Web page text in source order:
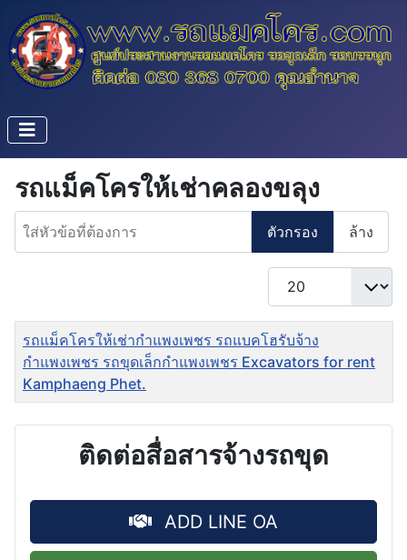
รถแม็คโครให้เช่าคลองขลุง
ใส่หัวข้อที่ต้องการ
ตัวกรอง ล้าง
แสดง #
ชื่อ
รถแม็คโครให้เช่ากำแพงเพชร รถแบคโฮรับจ้าง
กำแพงเพชร รถขุดเล็กกำแพงเพชร Excavators for rent
Kamphaeng Phet.
ติดต่อสื่อสารจ้างรถขุด
ADD LINE OA